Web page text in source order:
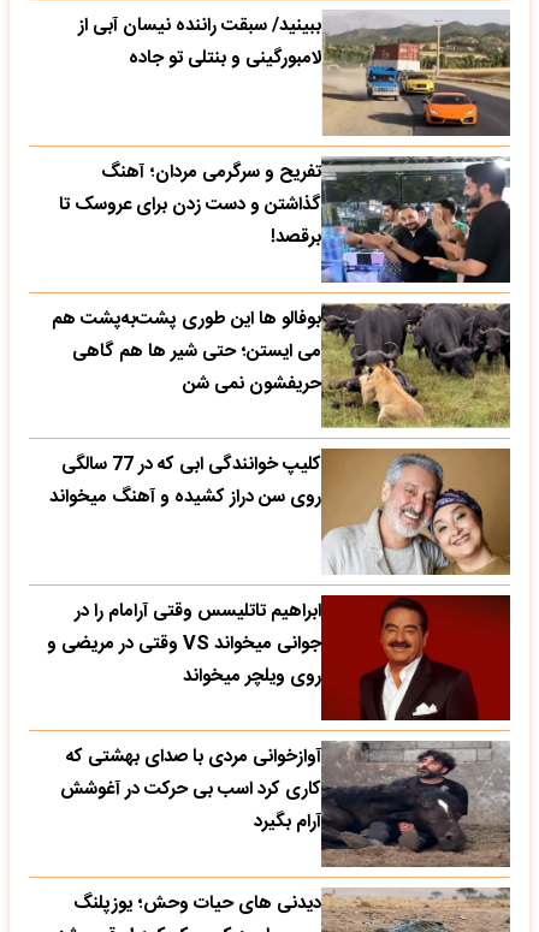
ببینید/ سبقت راننده نیسان آبی از
لامبورگینی و بنتلی تو جاده
تفریح و سرگرمی مردان؛ آهنگ
گذاشتن و دست زدن برای عروسک تا
برقصد!
بوفالو ها این‌ طوری پشت‌به‌پشت هم
می‌ ایستن؛ حتی شیر ها هم گاهی
حریفشون نمی‌ شن
کلیپ خوانندگی ابی که در 77 سالگی
روی سن دراز کشیده و آهنگ میخواند
ابراهیم تاتلیسس وقتی آرامام را در
جوانی میخواند VS وقتی در مریضی و
روی ویلچر میخواند
آوازخوانی مردی با صدای بهشتی که
کاری کرد اسب بی حرکت در آغوشش
آرام بگیرد
دیدنی های حیات وحش؛ یوزپلنگ